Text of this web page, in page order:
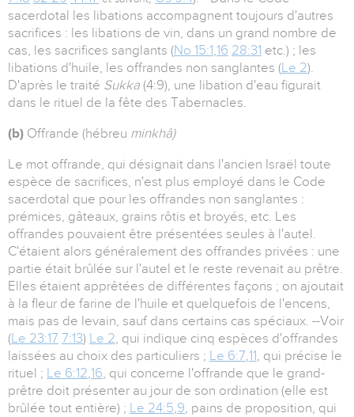
sacerdotal les libations accompagnent toujours d'autres
sacrifices : les libations de vin, dans un grand nombre de
cas, les sacrifices sanglants (No 15:1,16 28:31 etc.) ; les
libations d'huile, les offrandes non sanglantes (Le 2).
D'après le traité Sukka (4:9), une libation d'eau figurait
dans le rituel de la fête des Tabernacles.
(b) Offrande (hébreu minkhâ)
Le mot offrande, qui désignait dans l'ancien Israël toute
espèce de sacrifices, n'est plus employé dans le Code
sacerdotal que pour les offrandes non sanglantes :
prémices, gâteaux, grains rôtis et broyés, etc. Les
offrandes pouvaient être présentées seules à l'autel.
C'étaient alors généralement des offrandes privées : une
partie était brûlée sur l'autel et le reste revenait au prêtre.
Elles étaient apprêtées de différentes façons ; on ajoutait
à la fleur de farine de l'huile et quelquefois de l'encens,
mais pas de levain, sauf dans certains cas spéciaux. --Voir
(Le 23:17 7:13) Le 2, qui indique cinq espèces d'offrandes
laissées au choix des particuliers ; Le 6:7,11, qui précise le
rituel ; Le 6:12,16, qui concerne l'offrande que le grand-
prêtre doit présenter au jour de son ordination (elle est
brûlée tout entière) ; Le 24:5,9, pains de proposition, qui